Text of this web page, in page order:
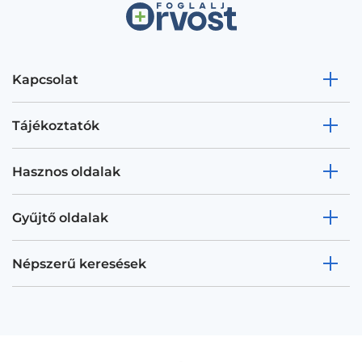
Kapcsolat
Tájékoztatók
Hasznos oldalak
Gyűjtő oldalak
Népszerű keresések